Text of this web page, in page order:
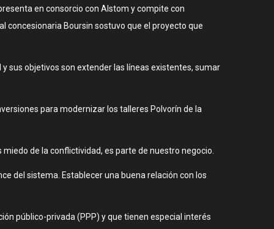
en consorcio con Alstom y compite con
concesionaria Boursin sostuvo que el proyecto que
sus objetivos son extender las líneas existentes, sumar
para modernizar los talleres Polvorín de la
de la conflictividad, es parte de nuestro negocio.
del sistema. Establecer una buena relación con los
público-privada (PPP) y que tienen especial interés